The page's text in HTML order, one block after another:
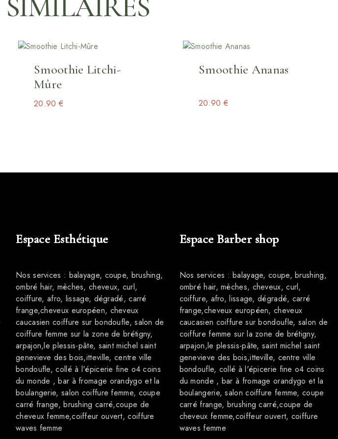
Smoothie Litchi-
Mûre
20.90€
Smoothie Ananas
20.90€
Espace Esthétique
Nos services : balayage, coupe, brushing,
ombré hair, mèches, cheveux, curl,
coiffure, afro, lissage, dégradé, carré
frange,cheveux européen, cheveux
caucasien coiffure sur bondoufle, salon de
coiffure femme sur la zone de brétigny,
arpajon,le plessis-pâte, saint michel saint
genevieve des bois,itteville, centre ville
bondoufle, collé à l'épicerie fine o4 coins
du monde , bar à fromage orandygo et la
boulangerie, salon coiffure femme, coupe
carré frange, brushing carré,coupe de
cheveux femme,coiffeur ouvert, coiffure
waves femme
Espace Barber shop
Nos services : balayage, coupe, brushing,
ombré hair, mèches, cheveux, curl,
coiffure, afro, lissage, dégradé, carré
frange,cheveux européen, cheveux
caucasien coiffure sur bondoufle, salon de
coiffure femme sur la zone de brétigny,
arpajon,le plessis-pâte, saint michel saint
genevieve des bois,itteville, centre ville
bondoufle, collé à l'épicerie fine o4 coins
du monde , bar à fromage orandygo et la
boulangerie, salon coiffure femme, coupe
carré frange, brushing carré,coupe de
cheveux femme,coiffeur ouvert, coiffure
waves femme